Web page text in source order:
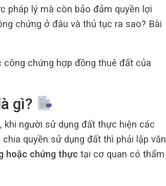
pháp lý mà còn bảo đảm quyền lợi
chứng ở đâu và thủ tục ra sao? Bài
công chứng hợp đồng thuê đất của
gì?
, khi người sử dụng đất thực hiện các
quyền sử dụng đất thì phải lập văn
hoặc chứng thực tại cơ quan có thẩm